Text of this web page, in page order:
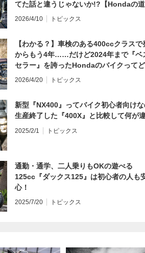
てた話と違うじゃないか!?【Hondaの
日にしてならず／CB1000F ①第一印象
2026/4/10 トピックス
【わかる？】車検のある400ccクラスで
からもう4年……だけど2024年まで『ベ
セラー』を誇ったHondaのバイクって
と思う？
2026/4/20 トピックス
新型『NX400』ってバイク初心者向けな
生産終了した『400X』と比較して何が
2025/2/1 トピックス
通勤・通学、二人乗りもOKの遊べる
125cc『ダックス125』は初心者の人も
心！
2025/7/20 トピックス